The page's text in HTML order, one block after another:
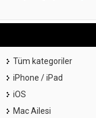
Tüm kategoriler
iPhone / iPad
iOS
Mac Ailesi